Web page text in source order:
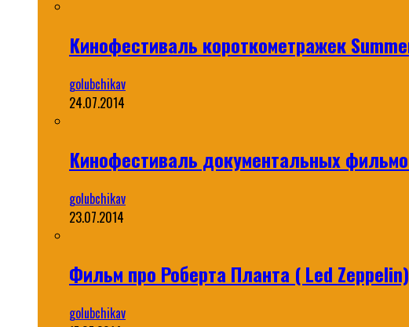
Кинофестиваль короткометражек
golubchikav
24.07.2014
Кинофестиваль документальных
golubchikav
23.07.2014
Фильм про Роберта Планта ( Led
golubchikav